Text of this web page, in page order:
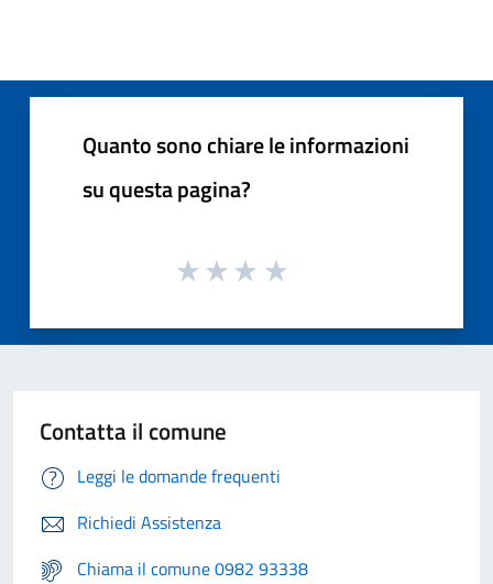
Quanto sono chiare le informazioni
su questa pagina?
Contatta il comune
Leggi le domande frequenti
Richiedi Assistenza
Chiama il comune 0982 93338